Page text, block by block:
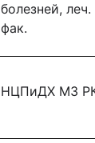
болезней, леч.
фак.
НЦПиДХ МЗ